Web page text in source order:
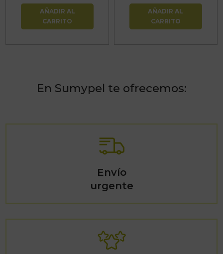
AÑADIR AL
CARRITO
AÑADIR AL
CARRITO
En Sumypel te ofrecemos:
Envío
urgente